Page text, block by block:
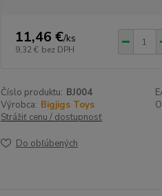
11,46 €/ks
9,32 € bez DPH
Číslo produktu: BJ004
Výrobca: Bigjigs Toys
Strážiť cenu / dostupnosť
Do obľúbených